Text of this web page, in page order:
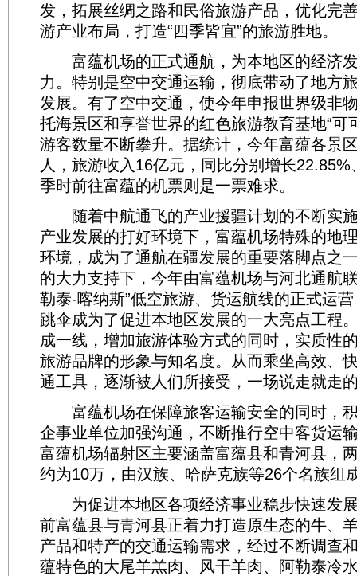
发，拓展丝绸之路和民俗旅游产品，优化完
游产业布局，打造“四季皆宜”的旅游胜地。
富蕴机场的正式通航，为本地区的经济
力。特别是空中交通运输，彻底带动了地方
发展。有了空中交通，使今年申报世界级非
托海景区和享誉世界的红色旅游教育基地“可
游客数量不断攀升。据统计，今年富蕴各景
人，旅游收入16亿元，同比分别增长
季时前往富蕴的机票则是一票难求。
随着中航通飞的产业援疆计划的不断实
产业发展的打好环境下，富蕴机场特殊的地
环境，成为了通航在疆发展的重要落脚点之
的大力支持下，今年由富蕴机场与河北通航
勒泰-喀纳斯”低空旅游、货运航线的正式运营
跳伞成为了促进本地区发展的一大亮点工程
成一线，增加旅游体验方式的同时，实质性
旅游品牌的形象与知名度。从而乘坐高效、
通工具，逐渐被人们所接受，一场说走就走
富蕴机场在保障旅客运输安全的同时，
企事业单位加强沟通，不断推行空中客货运
富蕴机场辐射区主要涵盖富蕴县和青河县，
约为10万，由汉族、哈萨克族等26个名族组
为促进本地区各项经济事业稳步快速发
前富蕴县与青河县正着力打造原生态的牛、
产品和特产的交通运输需求，经过不断调查
蕴特色的大尾羊羔肉、风干羊肉、阿勒泰冷